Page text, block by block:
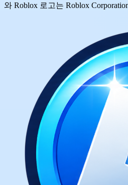
와 Roblox 로고는 Roblox